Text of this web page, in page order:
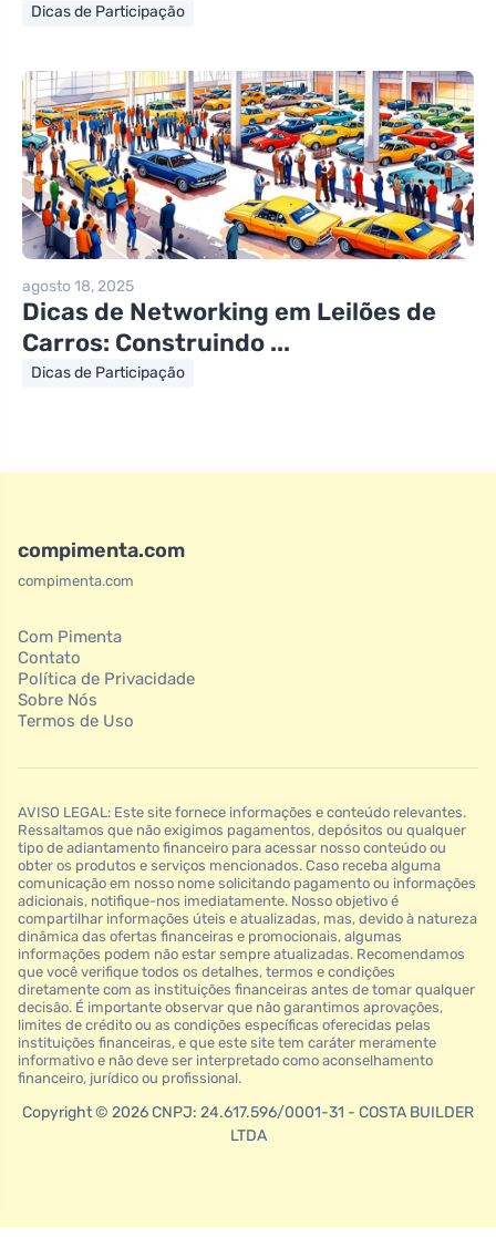
Dicas de Participação
agosto 18, 2025
Dicas de Networking em Leilões de
Carros: Construindo ...
Dicas de Participação
compimenta.com
compimenta.com
Com Pimenta
Contato
Política de Privacidade
Sobre Nós
Termos de Uso
AVISO LEGAL: Este site fornece informações e conteúdo relevantes.
Ressaltamos que não exigimos pagamentos, depósitos ou qualquer
tipo de adiantamento financeiro para acessar nosso conteúdo ou
obter os produtos e serviços mencionados. Caso receba alguma
comunicação em nosso nome solicitando pagamento ou informações
adicionais, notifique-nos imediatamente. Nosso objetivo é
compartilhar informações úteis e atualizadas, mas, devido à natureza
dinâmica das ofertas financeiras e promocionais, algumas
informações podem não estar sempre atualizadas. Recomendamos
que você verifique todos os detalhes, termos e condições
diretamente com as instituições financeiras antes de tomar qualquer
decisão. É importante observar que não garantimos aprovações,
limites de crédito ou as condições específicas oferecidas pelas
instituições financeiras, e que este site tem caráter meramente
informativo e não deve ser interpretado como aconselhamento
financeiro, jurídico ou profissional.
Copyright © 2026 CNPJ: 24.617.596/0001-31 - COSTA BUILDER
LTDA